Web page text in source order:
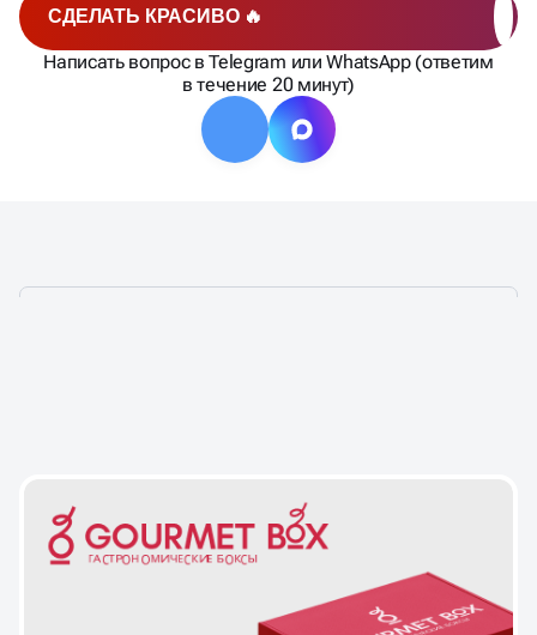
СДЕЛАТЬ КРАСИВО 🔥
Написать вопрос в Telegram или WhatsApp (ответим
в течение 20 минут)